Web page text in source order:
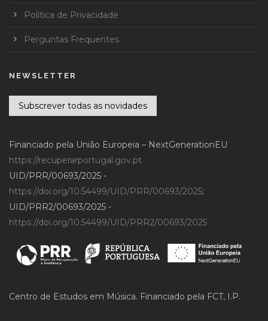
Política de Privacidade
Perguntas Frequentes
NEWSLETTER
Subscrever todas as novidades
Financiado pela União Europeia – NextGenerationEU
https://recuperarportugal.gov.pt
UID/PRR/00693/2025 -
https://doi.org/10.54499/UID/PRR/00693/2025;
UID/PRR2/00693/2025 -
https://doi.org/10.54499/UID/PRR2/00693/2025
Centro de Estudos em Música. Financiado pela FCT, I.P.